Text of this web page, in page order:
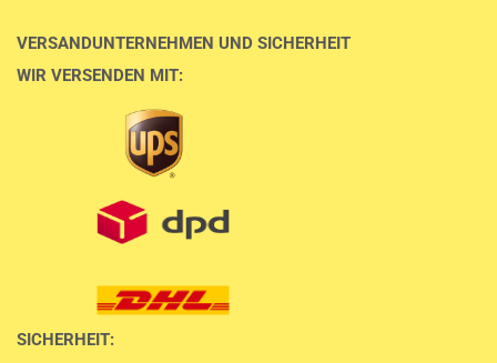
VERSANDUNTERNEHMEN UND SICHERHEIT
WIR VERSENDEN MIT:
SICHERHEIT: